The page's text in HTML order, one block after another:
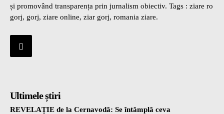
și promovând transparența prin jurnalism obiectiv. Tags : ziare ro
gorj, gorj, ziare online, ziar gorj, romania ziare.
Ultimele știri
REVELAȚIE de la Cernavodă: Se întâmplă ceva